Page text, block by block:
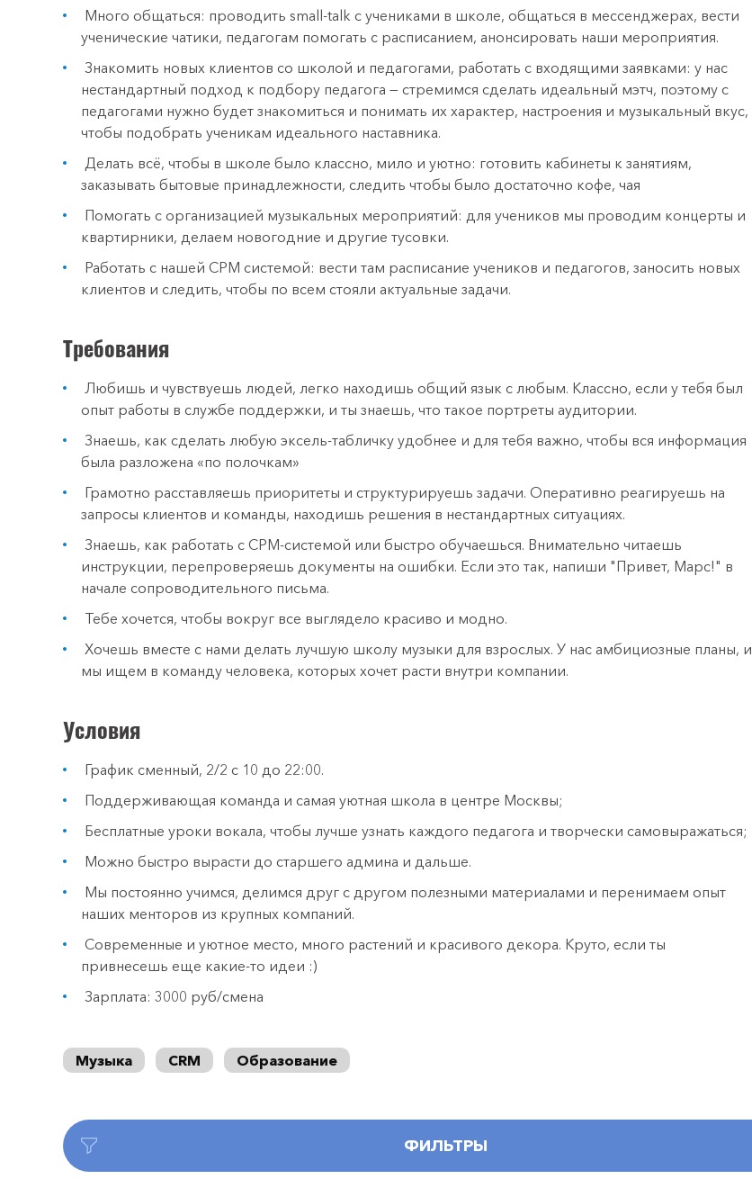
Много общаться: проводить small-talk c учениками в школе, общаться в мессенджерах, вести
ученические чатики, педагогам помогать с расписанием, анонсировать наши мероприятия.
Знакомить новых клиентов со школой и педагогами, работать с входящими заявками: у нас
нестандартный подход к подбору педагога — стремимся сделать идеальный мэтч, поэтому с
педагогами нужно будет знакомиться и понимать их характер, настроения и музыкальный вкус,
чтобы подобрать ученикам идеального наставника.
Делать всё, чтобы в школе было классно, мило и уютно: готовить кабинеты к занятиям,
заказывать бытовые принадлежности, следить чтобы было достаточно кофе, чая
Помогать с организацией музыкальных мероприятий: для учеников мы проводим концерты и
квартирники, делаем новогодние и другие тусовки.
Работать с нашей СРМ системой: вести там расписание учеников и педагогов, заносить новых
клиентов и следить, чтобы по всем стояли актуальные задачи.
Требования
Любишь и чувствуешь людей, легко находишь общий язык с любым. Классно, если у тебя был
опыт работы в службе поддержки, и ты знаешь, что такое портреты аудитории.
Знаешь, как сделать любую эксель-табличку удобнее и для тебя важно, чтобы вся информация
была разложена «по полочкам»
Грамотно расставляешь приоритеты и структурируешь задачи. Оперативно реагируешь на
запросы клиентов и команды, находишь решения в нестандартных ситуациях.
Знаешь, как работать с СРМ-системой или быстро обучаешься. Внимательно читаешь
инструкции, перепроверяешь документы на ошибки. Если это так, напиши "Привет, Марс!" в
начале сопроводительного письма.
Тебе хочется, чтобы вокруг все выглядело красиво и модно.
Хочешь вместе с нами делать лучшую школу музыки для взрослых. У нас амбициозные планы, и
мы ищем в команду человека, которых хочет расти внутри компании.
Условия
График сменный, 2/2 c 10 до 22:00.
Поддерживающая команда и самая уютная школа в центре Москвы;
Бесплатные уроки вокала, чтобы лучше узнать каждого педагога и творчески самовыражаться;
Можно быстро вырасти до старшего админа и дальше.
Мы постоянно учимся, делимся друг с другом полезными материалами и перенимаем опыт
наших менторов из крупных компаний.
Современные и уютное место, много растений и красивого декора. Круто, если ты
привнесешь еще какие-то идеи :)
Зарплата: 3000 руб/смена
Музыка CRM Образование
ФИЛЬТРЫ